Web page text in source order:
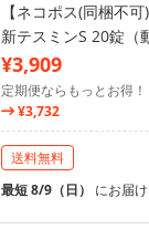
【ネコポス(同梱不
新テスミンS 20錠（
¥3,909
定期便ならもっとお得！
¥3,732
送料無料
最短 8/9（日） にお届け